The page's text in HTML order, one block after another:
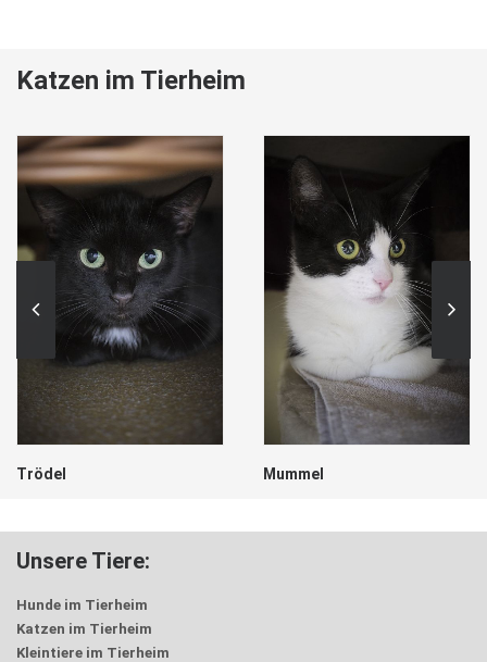
Katzen im Tierheim
Trödel Mummel
Unsere Tiere:
Hunde im Tierheim
Katzen im Tierheim
Kleintiere im Tierheim